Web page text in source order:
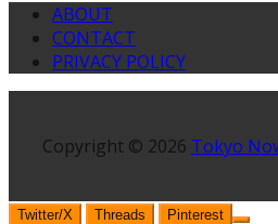
ABOUT
CONTACT
PRIVACY POLICY
Copyright © 2026 Tokyo
Twitter/X Threads
Pinterest